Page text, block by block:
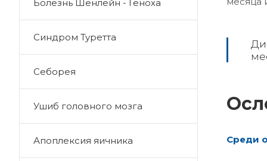
Среди
Болезнь Шенлейн - Геноха
Синдром Туретта
Себорея
Ушиб головного мозга
Апоплексия яичника